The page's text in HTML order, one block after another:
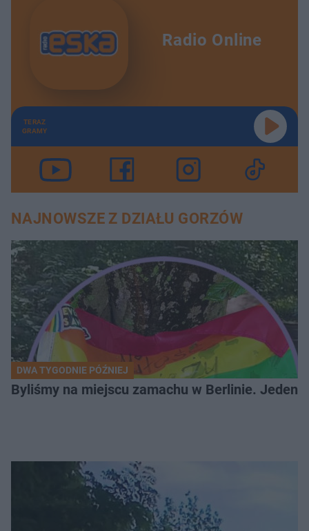
Radio Online
TERAZ
GRAMY
NAJNOWSZE Z DZIAŁU GORZÓW
DWA TYGODNIE PÓŹNIEJ
Byliśmy na miejscu zamachu w Berlinie. Jeden